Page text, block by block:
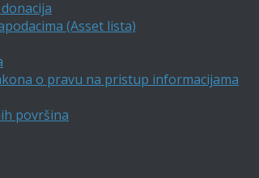
(Asset lista)
o pravu na pristup informacijama
površina